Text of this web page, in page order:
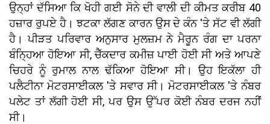
ਉਨ੍ਹਾਂ ਦੱਸਿਆ ਕਿ ਖੋਹੀ ਗਈ ਸੋਨੇ ਦੀ ਵਾਲੀ ਦੀ ਕੀਮਤ ਕਰੀਬ 40
ਹਜ਼ਾਰ ਰੁਪਏ ਹੈ। ਝਟਕਾ ਲੱਗਣ ਕਾਰਨ ਉਸ ਦੇ ਕੰਨ 'ਤੇ ਸੱਟ ਵੀ ਲੱਗੀ
ਹੈ। ਪੀੜਤ ਪਰਿਵਾਰ ਅਨੁਸਾਰ ਮੁਲਜ਼ਮ ਨੇ ਮੈਰੂਨ ਰੰਗ ਦਾ ਪਰਨਾ
ਬੰਨ੍ਹਿਆ ਹੋਇਆ ਸੀ, ਚੈੱਕਦਾਰ ਕਮੀਜ਼ ਪਾਈ ਹੋਈ ਸੀ ਅਤੇ ਆਪਣੇ
ਚਿਹਰੇ ਨੂੰ ਰੁਮਾਲ ਨਾਲ ਢੱਕਿਆ ਹੋਇਆ ਸੀ। ਉਹ ਇਕੱਲਾ ਹੀ
ਪਲੈਟੀਨਾ ਮੋਟਰਸਾਈਕਲ 'ਤੇ ਸਵਾਰ ਸੀ। ਮੋਟਰਸਾਈਕਲ 'ਤੇ ਨੰਬਰ
ਪਲੇਟ ਤਾਂ ਲੱਗੀ ਹੋਈ ਸੀ, ਪਰ ਉਸ ਉੱਪਰ ਕੋਈ ਨੰਬਰ ਦਰਜ ਨਹੀਂ
ਸੀ।